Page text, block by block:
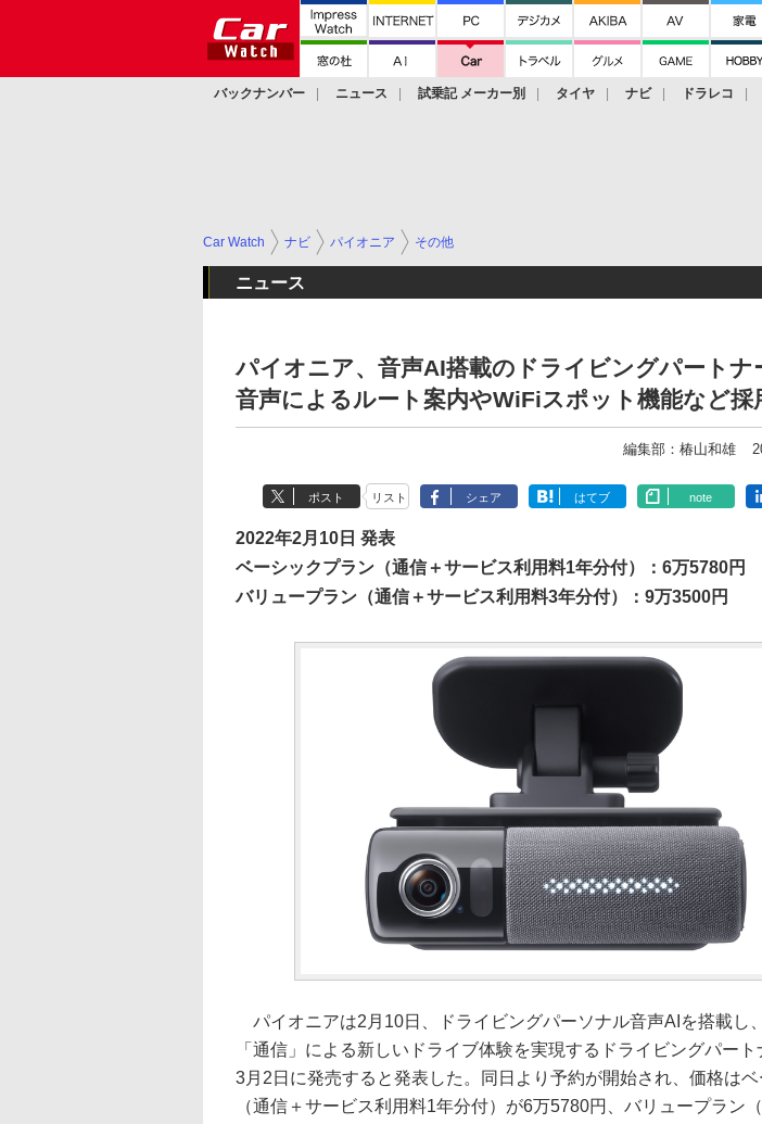
バックナンバー ニュース 試乗記 メーカー別 タイヤ ナビ ドラレコ
Car Watch ナビ パイオニア その他
ニュース
パイオニア、音声AI搭載のドライビングパートナ
音声によるルート案内やWiFiスポット機能など採
編集部：椿山和雄
ポスト リスト シェア はてブ note
2022年2月10日 発表
ベーシックプラン（通信＋サービス利用料1年分付）：6万5780円
バリュープラン（通信＋サービス利用料3年分付）：9万3500円
パイオニアは2月10日、ドライビングパーソナル音声AIを搭載し
「通信」による新しいドライブ体験を実現するドライビングパー
3月2日に発売すると発表した。同日より予約が開始され、価格は
（通信＋サービス利用料1年分付）が6万5780円、バリュープラン